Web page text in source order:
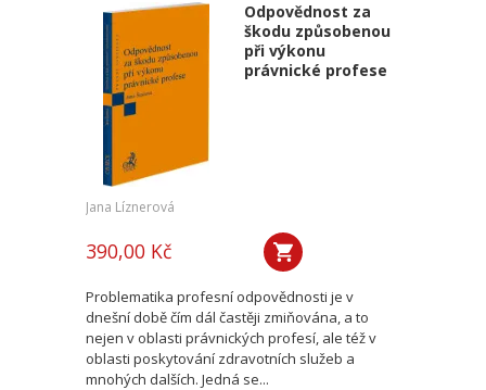
Odpovědnost za
škodu způsobenou
při výkonu
právnické profese
Jana Líznerová
390,00 Kč
Problematika profesní odpovědnosti je v
dnešní době čím dál častěji zmiňována, a to
nejen v oblasti právnických profesí, ale též v
oblasti poskytování zdravotních služeb a
mnohých dalších. Jedná se...